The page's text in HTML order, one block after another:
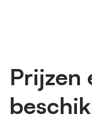
Prijzen